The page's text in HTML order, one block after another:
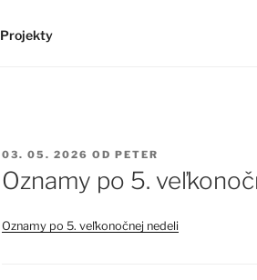
Projekty
PUBLIKOVANÉ
03. 05. 2026 OD PETER
Oznamy po 5.
Oznamy po 5. veľkonočnej nedeli